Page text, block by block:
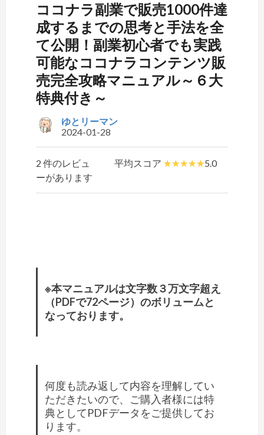
ココナラ副業で販売1000件達
成するまでの思考と手法を全
て公開！副業初心者でも実践
可能なココナラコンテンツ販
売完全攻略マニュアル～６大
特典付き～
ゆとリーマン
2024-01-28
2 件のレビュ
ーがあります
平均スコア 5.0
※本マニュアルは文字数３万文字超え
（PDFで72ページ）のボリュームと
なっております。
何度も読み返して内容を理解してい
ただきたいので、ご購入者様には特
典としてPDFデータをご提供してお
ります。